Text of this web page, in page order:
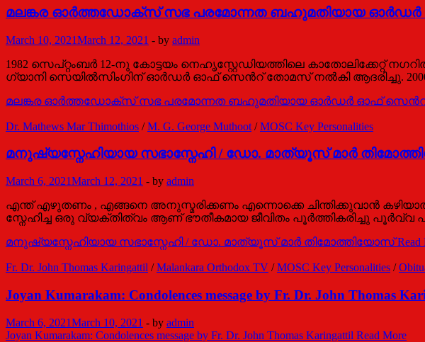
മലങ്കര ഓര്‍ത്തഡോക്സ് സഭ പരമോന്നത ബഹുമതിയായ ഓര്‍ഡര്‍
March 10, 2021March 12, 2021 - by admin
1982 സെപ്റ്റംബര്‍ 12-നു കോട്ടയം നെഹൃസ്റ്റേഡിയത്തിലെ കാതോലിക്കേറ്റ്
ഗ്യാനി സെയില്‍സിംഗിന് ഓര്‍ഡര്‍ ഓഫ് സെന്‍റ് തോമസ് നല്‍കി ആദരിച്ചു. 2000
മലങ്കര ഓര്‍ത്തഡോക്സ് സഭ പരമോന്നത ബഹുമതിയായ ഓര്‍ഡര്‍ ഓഫ് സെന്‍റ്
Dr. Mathews Mar Thimothios /M. G. George Muthoot /MOSC Key Personalities
മനുഷ്യസ്നേഹിയായ സഭാസ്നേഹി / ഡോ. മാത്യൂസ് മാർ
March 6, 2021March 12, 2021 - by admin
എന്ത് എഴുതണം , എങ്ങനെ അനുസ്മരിക്കണം എന്നൊക്കെ ചിന്തിക്കുവാൻ
സ്നേഹിച്ച ഒരു വ്യക്തിത്വം ആണ് ഭൗതീകമായ ജീവിതം പൂർത്തികരിച്ചു പൂർവ്വ
മനുഷ്യസ്നേഹിയായ സഭാസ്നേഹി / ഡോ. മാത്യൂസ് മാർ തിമോത്തിയോസ്Read
Fr. Dr. John Thomas Karingattil /Malankara Orthodox TV /MOSC Key Personalities /
Joyan Kumarakam: Condolences message by Fr. Dr. John Thomas
March 6, 2021March 10, 2021 - by admin
Joyan Kumarakam: Condolences message by Fr. Dr. John Thomas Karingattil Read More